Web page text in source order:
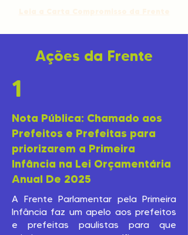
ações e novidades sobre a pauta
da primeira infância.
Nome
pessoa física ou representante
de organização?
Ações da Frente
1
Nota Pública: Chamado aos
Prefeitos e Prefeitas para
priorizarem a Primeira
Infância na Lei Orçamentária
Anual De 2025
A Frente Parlamentar pela Primeira
Infância faz um apelo aos prefeitos
e prefeitas paulistas para que